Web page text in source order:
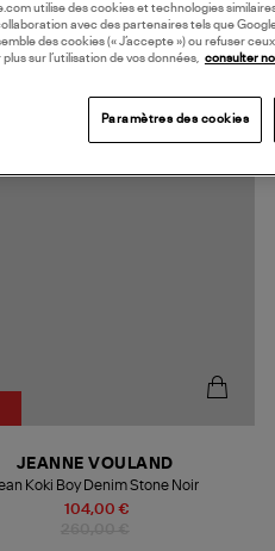
104,00 €
JEANNE VOULAND
Koki Boy Denim Stone Noir
utilise des cookies et technologies
avec des partenaires tels que
des cookies (« J’accepte ») ou refuser
plus sur l’utilisation de vos données,
consulter
Paramètres des cookies